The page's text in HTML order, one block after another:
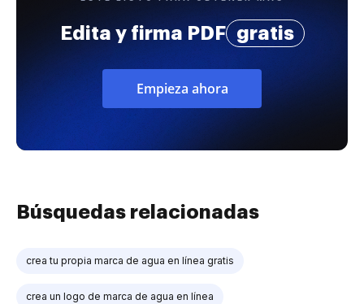
Edita y firma PDF gratis
Empieza ahora
Búsquedas relacionadas
crea tu propia marca de agua en línea gratis
crea un logo de marca de agua en línea